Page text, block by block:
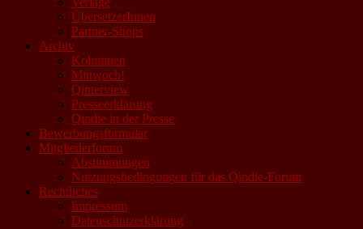
ÜbersetzerInnen
Partner-Shops
Archiv
Kolumnen
Mittwoch!
Qinterview
Presseerklärung
Qindie in der Presse
Bewerbungsformular
Mitgliederforum
Abstimmungen
Nutzungsbedingungen für das Qindie-Forum
Rechtliches
Impressum
Datenschutzerklärung